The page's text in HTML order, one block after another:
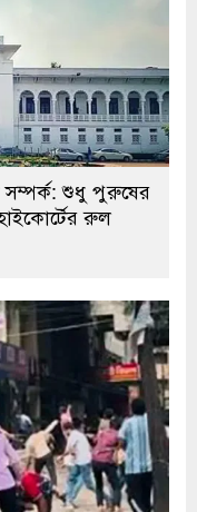
সম্পর্ক: শুধু পুরুষের
রুল